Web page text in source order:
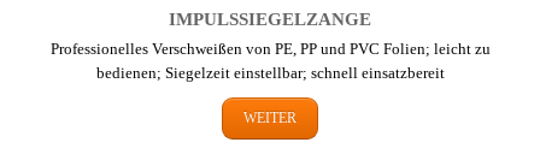
IMPULS­SIEGEL­ZANGE
Professionelles Verschweißen von PE, PP und PVC Folien; leicht zu
bedienen; Siegelzeit einstellbar; schnell einsatzbereit
WEITER